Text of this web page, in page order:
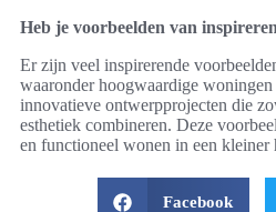
Heb je voorbeelden van
Er zijn veel inspirerende
waaronder hoogwaardige
innovatieve ontwerpprojecten die
esthetiek combineren. Deze
en functioneel wonen in een kleiner
Facebook